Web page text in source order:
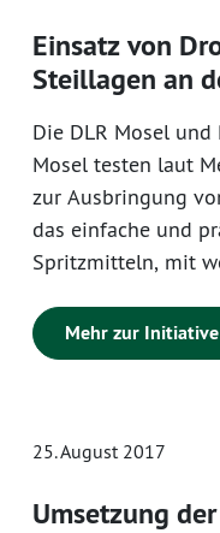
Einsatz von
Steillagen an
Die DLR Mosel
Mosel testen laut
zur Ausbringung
das einfache und
Spritzmitteln, mit
Mehr zur Initiative
25. August 2017
Umsetzung